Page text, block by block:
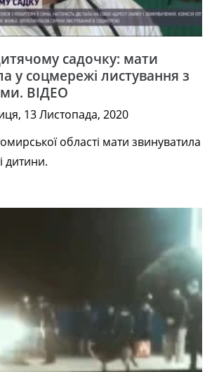
садочку: мати
у соцмережі листування з
ВІДЕО
13 Листопада, 2020
області мати звинуватила
дитини.